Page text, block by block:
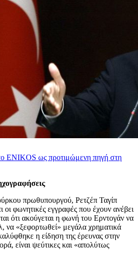
ENIKOS ως προτιμώμενη πηγή στη
πρωθυπουργού, Ρετζέπ Ταγίπ
οι φωνητικές εγγραφές που έχουν ανέβει
ότι ακούγεται η φωνή του Ερντογάν να
να «ξεφορτωθεί» μεγάλα χρηματικά
η είδηση της έρευνας στην
είναι ψεύτικες και «απολύτως